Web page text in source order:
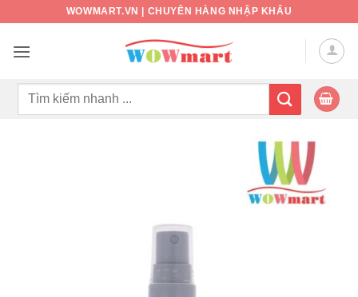
nội
WOWMART.VN | CHUYÊN HÀNG NHẬP KHẨU
Tìm